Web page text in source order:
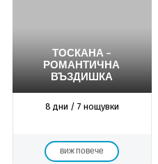
ТОСКАНА –
РОМАНТИЧНА
ВЪЗДИШКА
8 дни / 7 нощувки
виж повече